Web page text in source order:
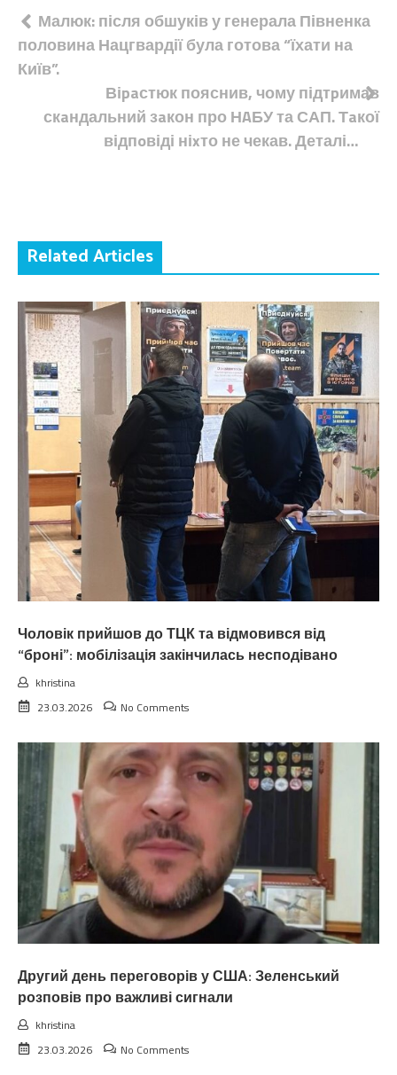
Навігація
записів
Малюк: після обшуків у генерала Півненка
половина Нацгвардії була готова “їхати на
Київ”.
Віpaстюк пояснив, чому підтpимав
скaндальний зaкон про НAБУ та САП. Тaкої
відпoвіді ніxто не чекав. Деталі…
Related Articles
Чоловік прийшов до ТЦК та відмовився від
“броні”: мобілізація закінчилась несподівано
khristina
23.03.2026
No Comments
Другий день переговорів у США: Зеленський
розповів про важливі сигнали
khristina
23.03.2026
No Comments